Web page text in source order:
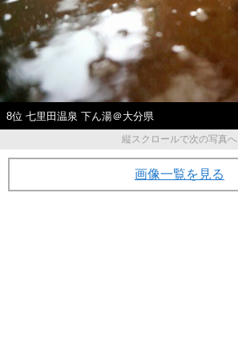
8位 七里田温泉 下ん湯＠大分県
縦スクロールで次の写真へ
画像一覧を見る